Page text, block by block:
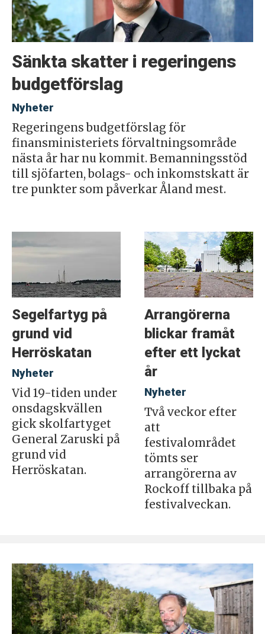
Sänkta skatter i regeringens
budgetförslag
Nyheter
Regeringens budgetförslag för
finansministeriets förvaltningsområde
nästa år har nu kommit. Bemanningsstöd
till sjöfarten, bolags- och inkomstskatt är
tre punkter som påverkar Åland mest.
Segelfartyg på
grund vid
Herröskatan
Nyheter
Vid 19-tiden under
onsdagskvällen
gick skolfartyget
General Zaruski på
grund vid
Herröskatan.
Arrangörerna
blickar framåt
efter ett lyckat
år
Nyheter
Två veckor efter
att
festivalområdet
tömts ser
arrangörerna av
Rockoff tillbaka på
festivalveckan.